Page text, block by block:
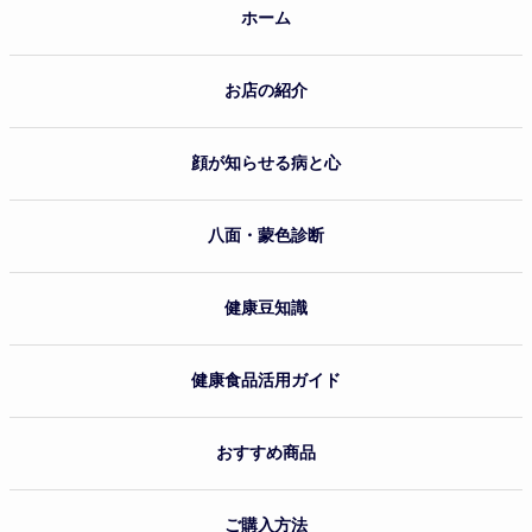
ホーム
お店の紹介
顔が知らせる病と心
八面・蒙色診断
健康豆知識
健康食品活用ガイド
おすすめ商品
ご購入方法